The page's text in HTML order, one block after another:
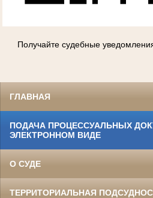
Получайте судебные
ГЛАВНАЯ
ПОДАЧА ПРОЦЕССУАЛЬНЫХ
ЭЛЕКТРОННОМ ВИДЕ
О СУДЕ
ТЕРРИТОРИАЛЬНАЯ